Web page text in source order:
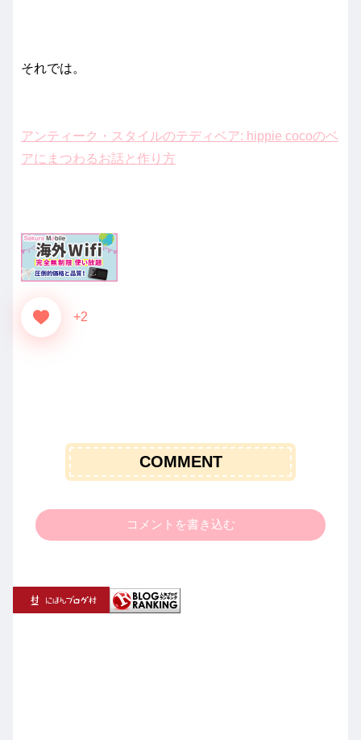
それでは。
アンティーク・スタイルのテディベア: hippie cocoのベ
アにまつわるお話と作り方
+2
COMMENT
コメントを書き込む